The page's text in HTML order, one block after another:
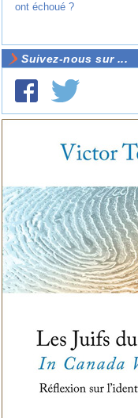
ont échoué ?
Suivez-nous sur ...